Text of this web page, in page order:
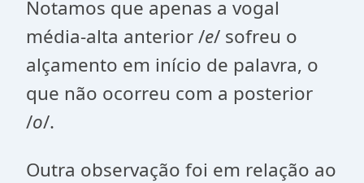
Notamos que apenas a vogal
média-alta anterior /e/ sofreu o
alçamento em início de palavra, o
que não ocorreu com a posterior
/o/.
Outra observação foi em relação ao